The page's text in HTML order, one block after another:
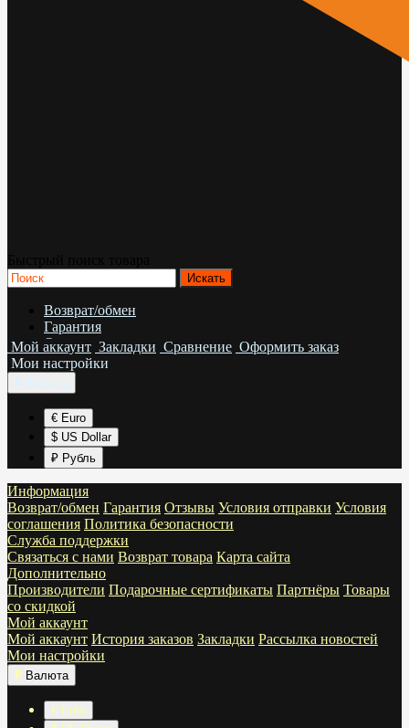
Возврат/обмен
Гарантия
Отзывы
Условия отправки
Условия соглашения
Политика безопасности
Мой аккаунт Закладки Сравнение Оформить заказ
Мои настройки
€ Euro
$ US Dollar
₽ Рубль
Информация
Возврат/обмен Гарантия Отзывы Условия отправки Условия
соглашения Политика безопасности
Служба поддержки
Связаться с нами Возврат товара Карта сайта
Дополнительно
Производители Подарочные сертификаты Партнёры Товары
со скидкой
Мой аккаунт
Мой аккаунт История заказов Закладки Рассылка новостей
Мои настройки
₽ Валюта
€ Euro